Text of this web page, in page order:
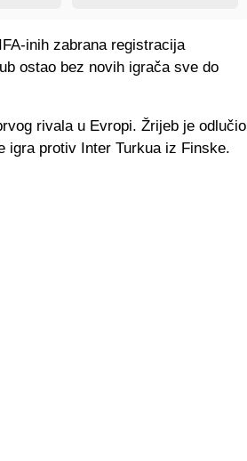
inih zabrana registracija
ostao bez novih igrača sve do
rivala u Evropi. Žrijeb je odlučio
igra protiv Inter Turkua iz Finske.